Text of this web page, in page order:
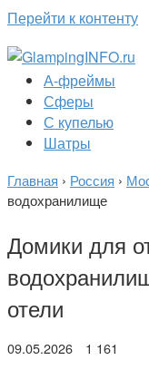
Перейти к контенту
А-фреймы
Сферы
С купелью
Шатры
Главная › Россия ›
водохранилище
Домики для
отели
09.05.2026 1 161